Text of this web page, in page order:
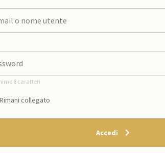
8 caratteri
collegato
Accedi